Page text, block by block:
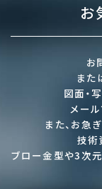
⑨その他個人情
第3条（SSL
本サイト上でお
キュリティ確保
SSL（Secure
号化して通信す
します。お客様
お
お
また
図面・
メー
また、お急
技術
ブロー金型や3次